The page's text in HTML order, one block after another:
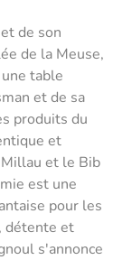
de son
de la Meuse,
table
et de sa
produits du
et
et le Bib
est une
pour les
détente et
s'annonce